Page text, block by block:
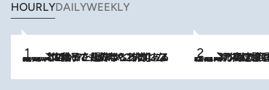
HOURLYDAILYWEEKLY
2026.8.5
【阿川佐和子さんの年とる力】なぜ70代で始めた趣味は“こんなに楽しい”のか？ ピアノ、俳句…スランプに陥っても続けられる“ある秘訣”とは 2026.8.7
「湘南乃風に憧れて」観客大盛上がりの“タオル回し”に、ラッパー顔負けの高速歌唱まで…さだまさし（74）のアグレッシブすぎる現在地